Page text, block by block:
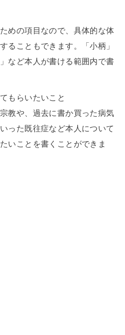
めの項目なので、具体的な体
ることもできます。「小柄」
など本人が書ける範囲内で書
もらいたいこと
教や、過去に書か買った病気
った既往症など本人について
いことを書くことができま